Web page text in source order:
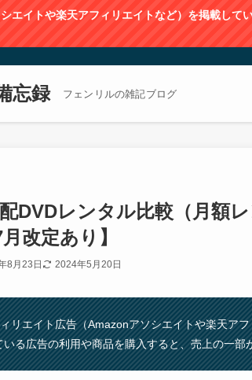
エイトや楽天アフィリエイトなど）を掲載し
忘録 フェンリルの雑記ブログ
配DVDレンタル比較（月額
改定あり】
8月23日 2024年5月20日
リエイト広告（Amazonアソシエイトや楽天ア
る広告の利用や商品を購入すると、売上の⼀